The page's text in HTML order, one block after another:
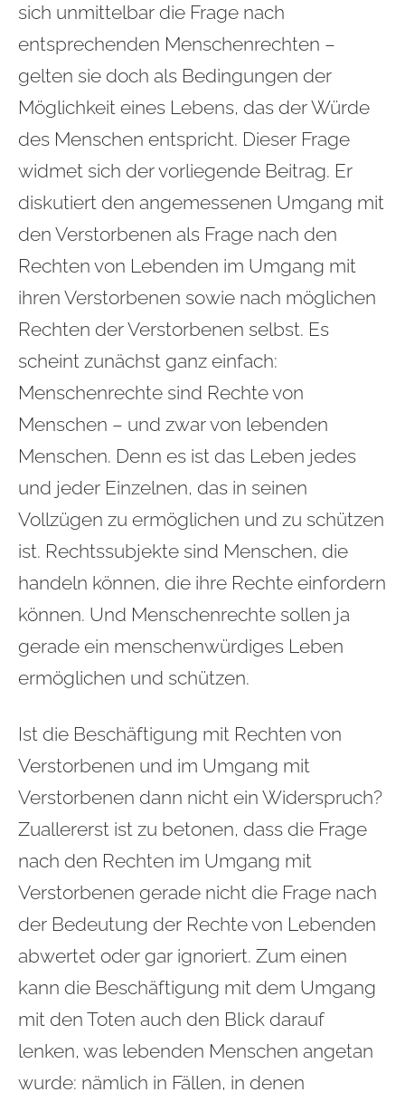
sich unmittelbar die Frage nach
entsprechenden Menschenrechten –
gelten sie doch als Bedingungen der
Möglichkeit eines Lebens, das der Würde
des Menschen entspricht. Dieser Frage
widmet sich der vorliegende Beitrag. Er
diskutiert den angemessenen Umgang mit
den Verstorbenen als Frage nach den
Rechten von Lebenden im Umgang mit
ihren Verstorbenen sowie nach möglichen
Rechten der Verstorbenen selbst. Es
scheint zunächst ganz einfach:
Menschenrechte sind Rechte von
Menschen – und zwar von lebenden
Menschen. Denn es ist das Leben jedes
und jeder Einzelnen, das in seinen
Vollzügen zu ermöglichen und zu schützen
ist. Rechtssubjekte sind Menschen, die
handeln können, die ihre Rechte einfordern
können. Und Menschenrechte sollen ja
gerade ein menschenwürdiges Leben
ermöglichen und schützen.
Ist die Beschäftigung mit Rechten von
Verstorbenen und im Umgang mit
Verstorbenen dann nicht ein Widerspruch?
Zuallererst ist zu betonen, dass die Frage
nach den Rechten im Umgang mit
Verstorbenen gerade nicht die Frage nach
der Bedeutung der Rechte von Lebenden
abwertet oder gar ignoriert. Zum einen
kann die Beschäftigung mit dem Umgang
mit den Toten auch den Blick darauf
lenken, was lebenden Menschen angetan
wurde: nämlich in Fällen, in denen